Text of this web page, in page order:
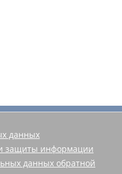
данных
защиты информации
данных обратной